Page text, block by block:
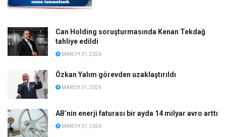
Can Holding soruşturmasında Kenan Tekdağ
tahliye edildi
MARCH 31, 2026
Özkan Yalım görevden uzaklaştırıldı
MARCH 31, 2026
AB’nin enerji faturası bir ayda 14 milyar avro arttı
MARCH 31, 2026